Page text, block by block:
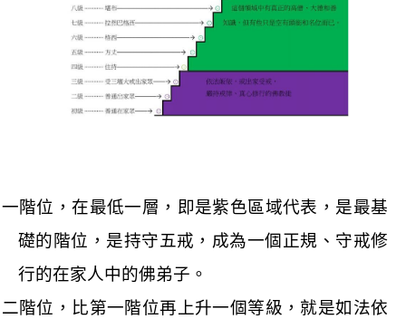
階位，在最低一層，即是紫色區域代表，是最基
礎的階位，是持守五戒，成為一個正規、守戒修
行的在家人中的佛弟子。
階位，比第一階位再上升一個等級，就是如法依